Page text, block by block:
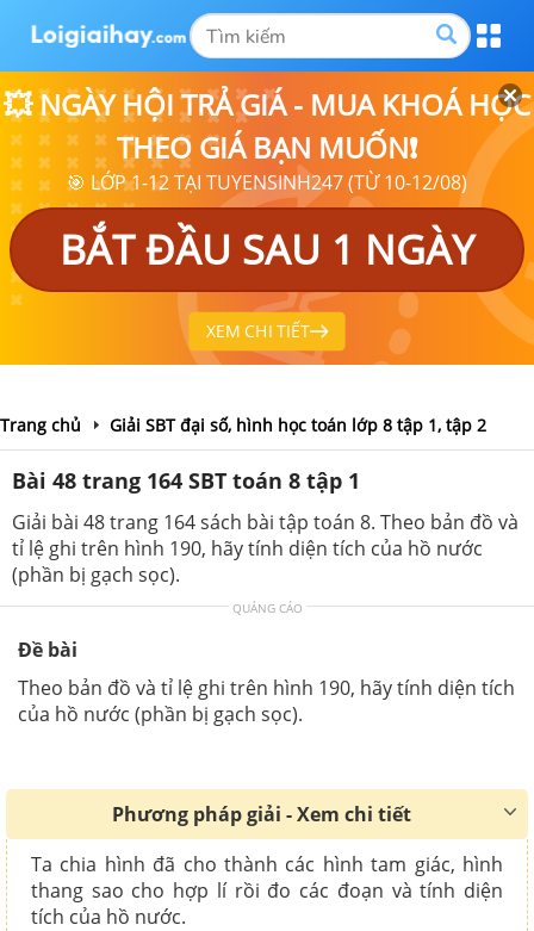
💥 NGÀY HỘI TRẢ GIÁ - MUA KHOÁ HỌC
THEO GIÁ BẠN MUỐN❗
🎯 LỚP 1-12 TẠI TUYENSINH247 (TỪ 10-12/08)
BẮT ĐẦU SAU 1 NGÀY
XEM CHI TIẾT
Trang chủ Giải SBT đại số, hình học toán lớp 8 tập 1, tập 2
Bài 48 trang 164 SBT toán 8 tập 1
Giải bài 48 trang 164 sách bài tập toán 8. Theo bản đồ và
tỉ lệ ghi trên hình 190, hãy tính diện tích của hồ nước
(phần bị gạch sọc).
QUẢNG CÁO
Đề bài
Theo bản đồ và tỉ lệ ghi trên hình 190, hãy tính diện tích
của hồ nước (phần bị gạch sọc).
Phương pháp giải - Xem chi tiết
Ta chia hình đã cho thành các hình tam giác, hình
thang sao cho hợp lí rồi đo các đoạn và tính diện
tích của hồ nước.